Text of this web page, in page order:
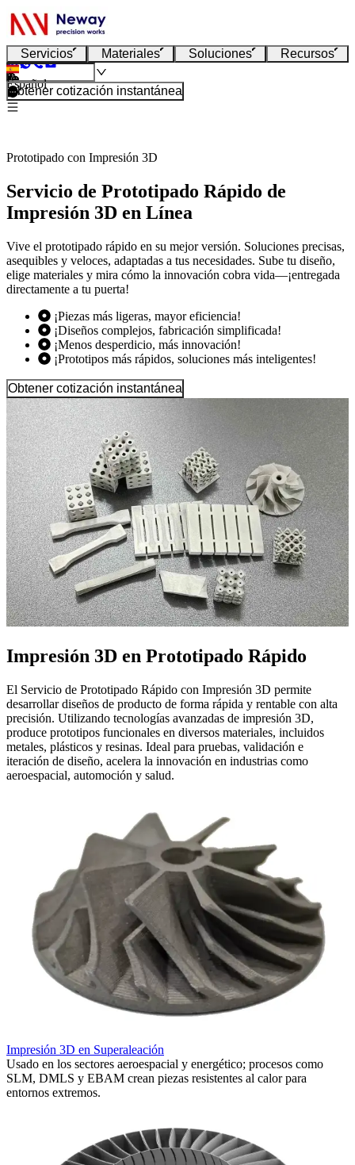
Servicios Materiales Soluciones Recursos
Español
Obtener cotización instantánea
Prototipado con Impresión 3D
Servicio de Prototipado Rápido de
Impresión 3D en Línea
Vive el prototipado rápido en su mejor versión. Soluciones precisas,
asequibles y veloces, adaptadas a tus necesidades. Sube tu diseño,
elige materiales y mira cómo la innovación cobra vida—¡entregada
directamente a tu puerta!
¡Piezas más ligeras, mayor eficiencia!
¡Diseños complejos, fabricación simplificada!
¡Menos desperdicio, más innovación!
¡Prototipos más rápidos, soluciones más inteligentes!
Obtener cotización instantánea
Impresión 3D en Prototipado Rápido
El Servicio de Prototipado Rápido con Impresión 3D permite
desarrollar diseños de producto de forma rápida y rentable con alta
precisión. Utilizando tecnologías avanzadas de impresión 3D,
produce prototipos funcionales en diversos materiales, incluidos
metales, plásticos y resinas. Ideal para pruebas, validación e
iteración de diseño, acelera la innovación en industrias como
aeroespacial, automoción y salud.
Impresión 3D en Superaleación
Usado en los sectores aeroespacial y energético; procesos como
SLM, DMLS y EBAM crean piezas resistentes al calor para
entornos extremos.